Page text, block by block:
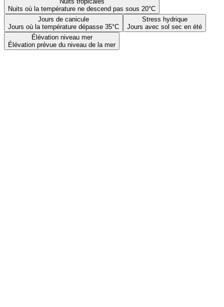
Nuits où la température ne descend pas sous 20°C
Jours de canicule
Jours où la température dépasse 35°C
Stress hydrique
Jours avec sol sec en été
Élévation niveau mer
Élévation prévue du niveau de la mer